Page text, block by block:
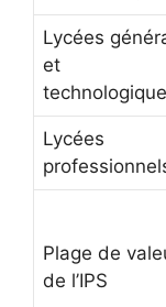
Lycées
et
Lycées
Plage de
de l’IPS